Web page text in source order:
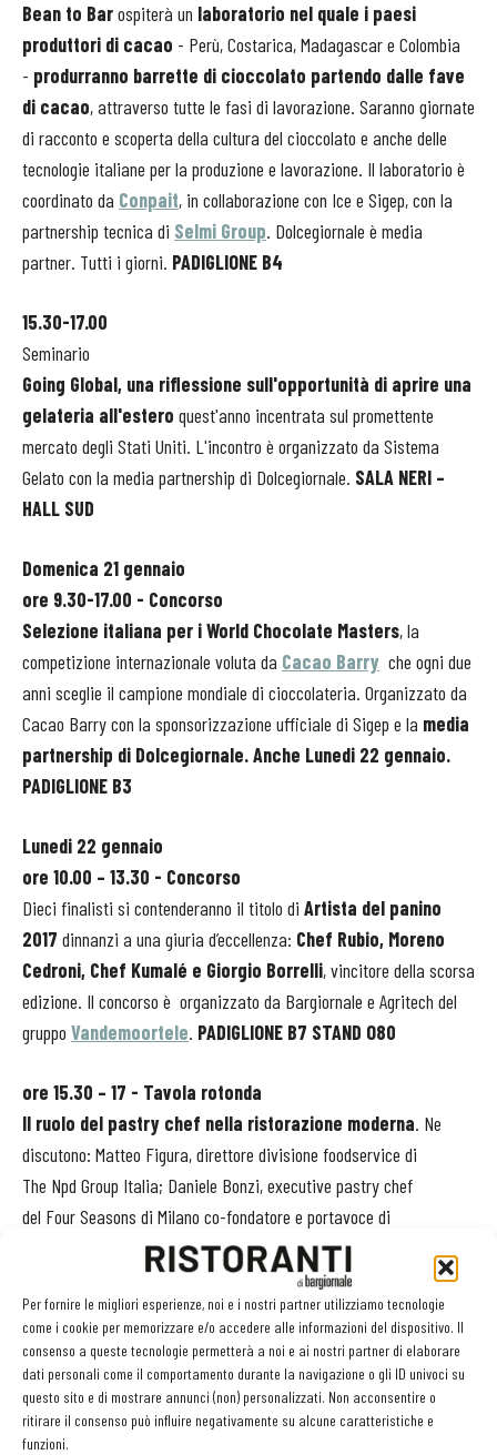
Per fornire le migliori esperienze, noi e i nostri partner utilizziamo tecnologie
come i cookie per memorizzare e/o accedere alle informazioni del dispositivo. Il
consenso a queste tecnologie permetterà a noi e ai nostri partner di elaborare
dati personali come il comportamento durante la navigazione o gli ID univoci su
questo sito e di mostrare annunci (non) personalizzati. Non acconsentire o
ritirare il consenso può influire negativamente su alcune caratteristiche e
funzioni.
Bean to Barospiterà un laboratorio nel quale i paesi
produttori di cacao - Perù, Costarica, Madagascar e Colombia
- produrranno barrette di cioccolato partendo dalle fave
di cacao, attraverso tutte le fasi di lavorazione. Saranno giornate
di racconto e scoperta della cultura del cioccolato e anche delle
tecnologie italiane per la produzione e lavorazione. Il laboratorio è
coordinato da Conpait, in collaborazione con Ice e Sigep, con la
partnership tecnica di Selmi Group. Dolcegiornale è media
partner. Tutti i giorni. PADIGLIONE B4
15.30-17.00
Seminario
Going Global, una riflessione sull'opportunità di aprire una
gelateria all'estero quest'anno incentrata sul promettente
mercato degli Stati Uniti. L'incontro è organizzato da Sistema
Gelato con la media partnership di Dolcegiornale. SALA NERI –
HALL SUD
Domenica 21 gennaio
ore 9.30-17.00 - Concorso
Selezione italiana per i World Chocolate Masters, la
competizione internazionale voluta da Cacao Barry che ogni due
anni sceglie il campione mondiale di cioccolateria. Organizzato da
Cacao Barry con la sponsorizzazione ufficiale di Sigep e la media
partnership di Dolcegiornale. Anche Lunedi 22 gennaio.
PADIGLIONE B3
Lunedi 22 gennaio
ore 10.00 – 13.30 - Concorso
Dieci finalisti si contenderanno il titolo di Artista del panino
2017 dinnanzi a una giuria d’eccellenza: Chef Rubio, Moreno
Cedroni, Chef Kumalé e Giorgio Borrelli, vincitore della scorsa
edizione. Il concorso è organizzato da Bargiornale e Agritech del
gruppo Vandemoortele. PADIGLIONE B7 STAND O80
ore 15.30 – 17 - Tavola rotonda
Il ruolo del pastry chef nella ristorazione moderna. Ne
discutono: Matteo Figura, direttore divisione foodservice di
The Npd Group Italia; Daniele Bonzi, executive pastry chef
del Four Seasons di Milano co-fondatore e portavoce di
Pass121; Galileo Reposo, pastry chef e responsabile della
pasticceria di Peck e membro di Pass 121; Luigi Monfredi,
giornalista economico vice capo della redazione economia del Tg1.
Modera Rossella De Stefano, direttore responsabile.Organizzato
da Dolcegiornale e Ristoranti in collaborazione con il
collettivo Pass 121 e l’Osservatorio Crest di Npd. SALA
NERI – HALL SUD